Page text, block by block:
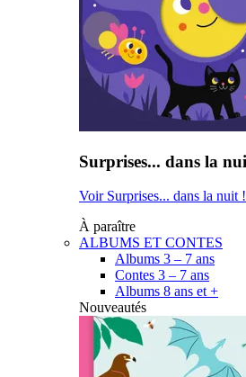
Surprises... dans la
Voir Surprises... dans la nuit !
À paraître
ALBUMS ET CONTES
Albums 3 – 7 ans
Contes 3 – 7 ans
Albums 8 ans et +
Nouveautés